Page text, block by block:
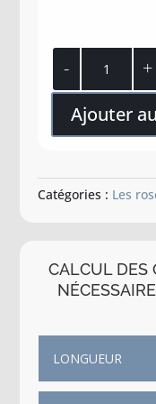
Rose
minéral
Ajouter
Catégories : Les
CALCUL DES